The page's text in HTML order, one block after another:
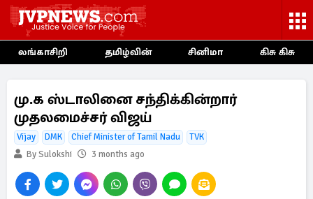
லங்காசிறி தமிழ்வின் சினிமா கிசு கிசு
மு.க ஸ்டாலினை சந்திக்கின்றார்
முதலமைச்சர் விஜய்
Vijay DMK Chief Minister of Tamil Nadu
TVK
By Sulokshi
3 months ago